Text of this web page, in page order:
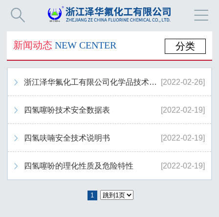


新闻动态 NEW CENTER 分类
 [2022-02-26]
浙江泽华氟化工有限公司化学品技术说明书-四氢噻吩
 [2022-02-19]
四氢噻吩技术安全数据表
 [2022-02-19]
四氢呋喃安全技术说明书
 [2022-02-19]
四氢噻吩的理化性质及危险特性
1